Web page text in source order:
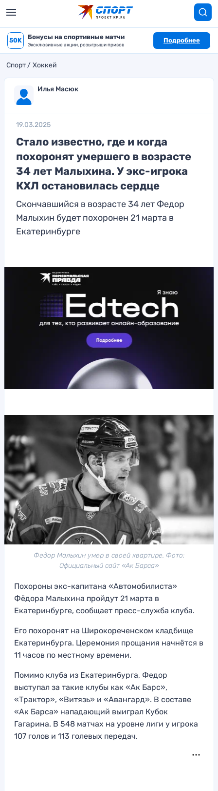
50K Бонусы на спортивные матчи
Эксклюзивные акции, розыгрыши призов
Подробнее
Спорт Хоккей
Илья Масюк
19.03.2025
Стало известно, где и когда
похоронят умершего в возрасте
34 лет Малыхина. У экс-игрока
КХЛ остановилась сердце
Скончавшийся в возрасте 34 лет Федор
Малыхин будет похоронен 21 марта в
Екатеринбурге
Федор Малыхин умер в своей квартире. Фото:
Официальный сайт «Ак Барса»
Похороны экс-капитана «Автомобилиста»
Фёдора Малыхина пройдут 21 марта в
Екатеринбурге, сообщает пресс-служба клуба.
Его похоронят на Широкореченском кладбище
Екатеринбурга. Церемония прощания начнётся в
11 часов по местному времени.
Помимо клуба из Екатеринбурга, Федор
выступал за такие клубы как «Ак Барс»,
«Трактор», «Витязь» и «Авангард». В составе
«Ак Барса» нападающий выиграл Кубок
Гагарина. В 548 матчах на уровне лиги у игрока
107 голов и 113 голевых передач.